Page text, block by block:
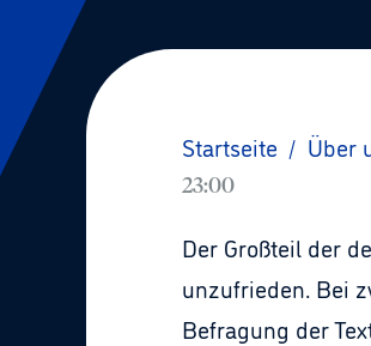
Startseite / Über
23:00
Der Großteil der
unzufrieden. Bei
Befragung der